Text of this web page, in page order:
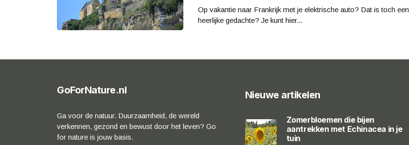
Op vakantie naar Frankrijk met je elektrische auto? Dat is toch een
heerlijke gedachte? Je kunt hier...
GoForNature.nl
Ga voor de natuur. Duurzaamheid, de wereld
verkennen, gezond en bewust door het leven? Go
for nature is jouw basis.
Nieuwe artikelen
Zomerbloemen die bijen
aantrekken met Echinacea in je
tuin